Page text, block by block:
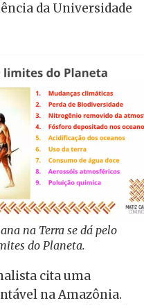
da Universidade
na Terra se dá pelo
do Planeta.
cita uma
na Amazônia.